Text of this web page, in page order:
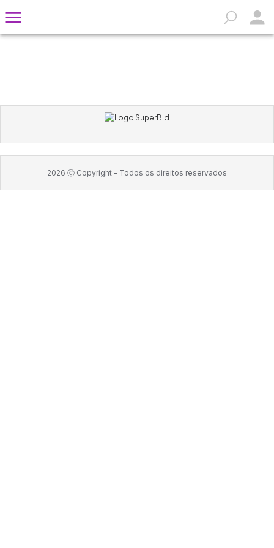
2026 Ⓒ Copyright - Todos os direitos reservados